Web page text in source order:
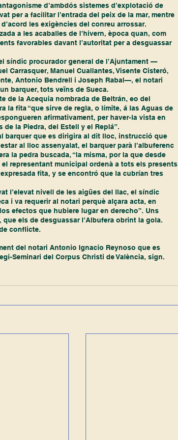
d’ambdós sistemes d’explotació de
per a facilitar l’entrada del peix de la mar, mentre
les exigències del conreu arrossar.
favorables davant l’autoritat per a desguassar
Carrasquer, Manuel Cuallantes, Visente Cisteró,
Antonio Bendrell i Joseph Rabal—, el notari
barquer, tots veïns de Sueca.
la fita “que sirve de regla, o límite, á las Aguas de
afirmativament, per haver-la vista en
la Piedra, del Estell y el Replá”.
al lloc assenyalat, el barquer parà l’albuferenc
la pedra buscada, “la misma, por la que desde
representant municipal ordenà a tots els presents
fita, y se encontró que la cubrían tres
i va requerir al notari perquè alçara acta, en
efectos que hubiere lugar en derecho”. Uns
els de desguassar l’Albufera obrint la gola.
conflicte.
del notari Antonio Ignacio Reynoso que es
Seminari del Corpus Christi de València, sign.